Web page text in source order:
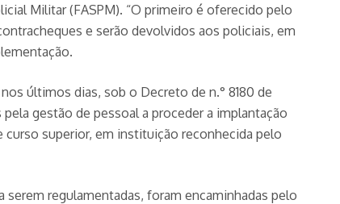
Militar (FASPM). “O primeiro é oferecido pelo
e serão devolvidos aos policiais, em
últimos dias, sob o Decreto de n.° 8180 de
gestão de pessoal a proceder a implantação
superior, em instituição reconhecida pelo
regulamentadas, foram encaminhadas pelo